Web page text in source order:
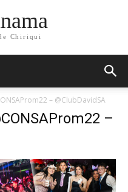
Chiriqui
– @ClubDavidSA
–